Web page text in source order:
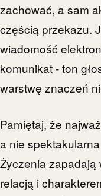
zachować, a sam
częścią przekazu.
wiadomość
komunikat - ton
warstwę znaczeń
Pamiętaj, że
a nie
Życzenia zapadają
relacją i